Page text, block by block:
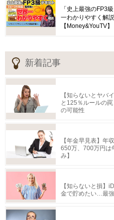
「史上最強のFP3
一わかりやすく解
【Money&YouTV】
新着記事
【知らないとヤバ
と125％ルールの
の可能性
【年金早見表】年
650万、700万円は
み】
【知らないと損】
金で貯めたい…最